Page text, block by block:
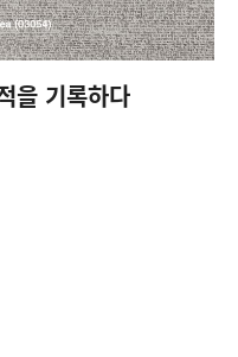
을 기록하다